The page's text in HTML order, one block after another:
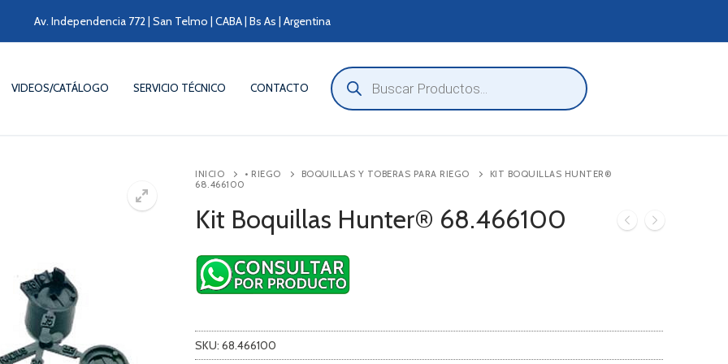
Av. Independencia 772 | San Telmo | CABA | Bs As | Argentina
VIDEOS/CATÁLOGO SERVICIO TÉCNICO CONTACTO
Búsqueda
de
productos
INICIO • RIEGO BOQUILLAS Y TOBERAS PARA RIEGO
KIT BOQUILLAS HUNTER®
68.466100
Kit Boquillas Hunter® 68.466100
SKU: 68.466100